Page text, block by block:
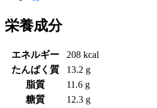
栄養成分
エネルギー
208 kcal
たんぱく質
13.2 g
脂質
11.6 g
糖質
12.3 g